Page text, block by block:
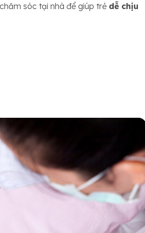
sóc tại nhà để giúp trẻ dễ chịu